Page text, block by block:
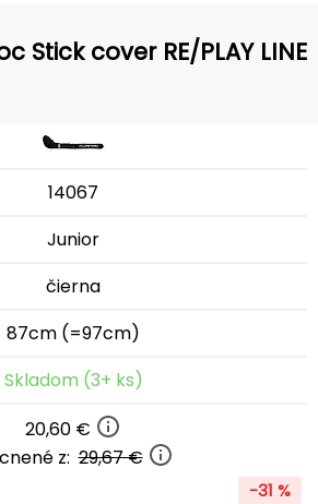
Stick cover RE/PLAY LINE
14067
Junior
čierna
87cm (=97cm)
Skladom (3+ ks)
20,60 €
z:29,67 €
-31 %